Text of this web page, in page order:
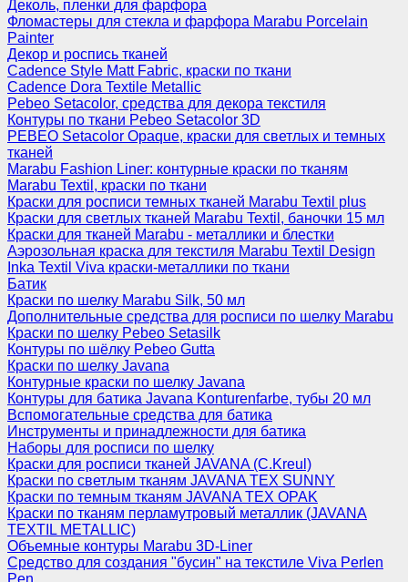
Деколь, пленки для фарфора
Фломастеры для стекла и фарфора Marabu Porcelain
Painter
Декор и роспись тканей
Cadence Style Matt Fabric, краски по ткани
Cadence Dora Textile Metallic
Pebeo Setacolor, средства для декора текстиля
Контуры по ткани Pebeo Setacolor 3D
PEBEO Setacolor Opaque, краски для светлых и темных
тканей
Marabu Fashion Liner: контурные краски по тканям
Marabu Textil, краски по ткани
Краски для росписи темных тканей Marabu Textil plus
Краски для светлых тканей Marabu Textil, баночки 15 мл
Краски для тканей Marabu - металлики и блестки
Аэрозольная краска для текстиля Marabu Textil Design
Inka Textil Viva краски-металлики по ткани
Батик
Краски по шелку Marabu Silk, 50 мл
Дополнительные средства для росписи по шелку Marabu
Краски по шелку Pebeo Setasilk
Контуры по шёлку Pebeo Gutta
Краски по шелку Javana
Контурные краски по шелку Javana
Контуры для батика Javana Konturenfarbe, тубы 20 мл
Вспомогательные средства для батика
Инструменты и принадлежности для батика
Наборы для росписи по шелку
Краски для росписи тканей JAVANA (C.Kreul)
Краски по светлым тканям JAVANA TEX SUNNY
Краски по темным тканям JAVANA TEX OPAK
Краски по тканям перламутровый металлик (JAVANA
TEXTIL METALLIC)
Объемные контуры Marabu 3D-Liner
Средство для создания "бусин" на текстиле Viva Perlen
Pen